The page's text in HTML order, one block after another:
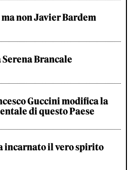
non Javier Bardem
Brancale
Guccini modifica la
di questo Paese
incarnato il vero spirito